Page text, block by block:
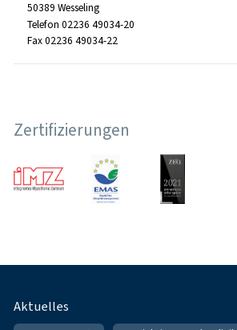
50389 Wesseling
Telefon 02236 49034-20
Fax 02236 49034-22
Zertifizierungen
Fußnavigation
Aktuelles